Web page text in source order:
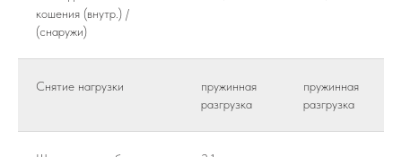
кошения (внутр.) /
(снаружи)
Снятие нагрузки
пружинная
разгрузка
пружинная
разгрузка